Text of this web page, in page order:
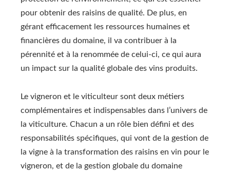
pour obtenir des raisins de qualité. De plus, en
gérant efficacement les ressources humaines et
financières du domaine, il va contribuer à la
pérennité et à la renommée de celui-ci, ce qui aura
un impact sur la qualité globale des vins produits.
Le vigneron et le viticulteur sont deux métiers
complémentaires et indispensables dans l’univers de
la viticulture. Chacun a un rôle bien défini et des
responsabilités spécifiques, qui vont de la gestion de
la vigne à la transformation des raisins en vin pour le
vigneron, et de la gestion globale du domaine